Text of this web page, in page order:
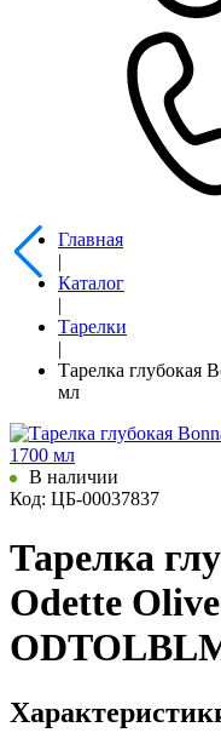
Главная
|
Каталог
|
Тарелки
|
Тарелка глубокая
мл
В наличии
Код: ЦБ-00037837
Тарелка
Odette Olive